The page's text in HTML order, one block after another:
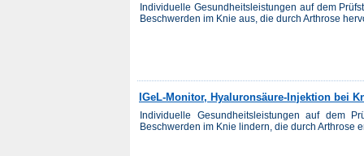
Individuelle Gesundheitsleistungen auf dem
Beschwerden im Knie aus, die durch Arthrose
IGeL-Monitor, Hyaluronsäure-Injektion bei
Individuelle Gesundheitsleistungen auf dem
Beschwerden im Knie lindern, die durch Arthrose